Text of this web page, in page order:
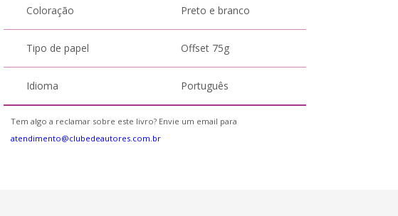
Coloração Preto e branco
Tipo de papel Offset 75g
Idioma Português
Tem algo a reclamar sobre este livro? Envie um email para
atendimento@clubedeautores.com.br